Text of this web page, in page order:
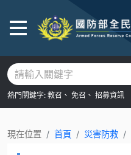
熱門關鍵字: 教召、 免召、 招募資訊
現在位置 首頁 災害防救